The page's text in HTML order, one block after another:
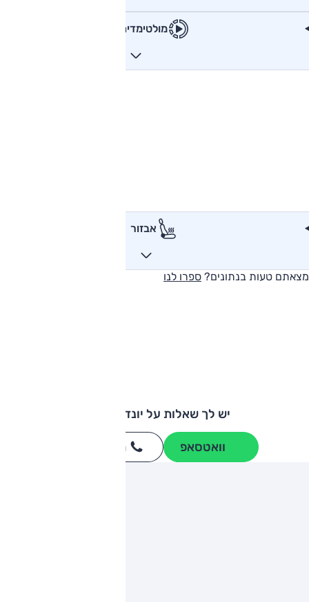
מולטימדיה
אבזור
מצאתם טעות בנתונים? ספרו לנו
יש לך שאלות על יונדאי קונה?
וואטסאפ חייגו
מותגים מתחרים